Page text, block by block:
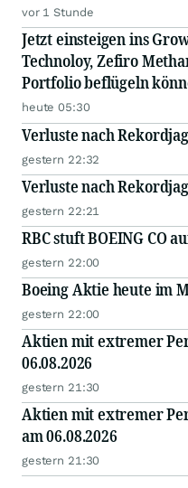
vor 1 Stunde
Jetzt einsteigen ins
Technoloy, Zefiro
Portfolio beflügeln
heute 05:30
Verluste nach
gestern 22:32
Verluste nach
gestern 22:21
RBC stuft BOEING CO
gestern 22:00
Boeing Aktie heute im
gestern 22:00
Aktien mit extremer
06.08.2026
gestern 21:30
Aktien mit extremer
am 06.08.2026
gestern 21:30